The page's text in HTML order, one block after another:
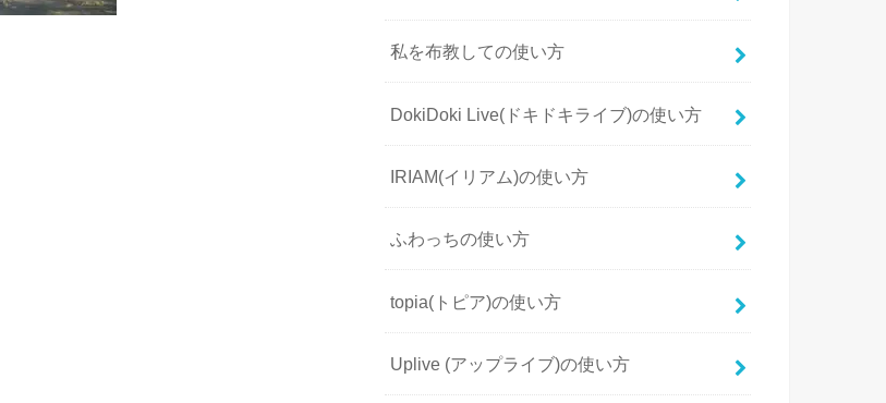
私を布教しての使い方
DokiDoki Live(ドキドキライブ)の使い方
IRIAM(イリアム)の使い方
ふわっちの使い方
topia(トピア)の使い方
Uplive (アップライブ)の使い方